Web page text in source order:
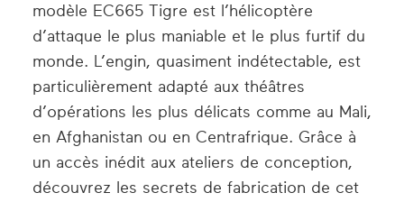
modèle EC665 Tigre est l’hélicoptère
d’attaque le plus maniable et le plus furtif du
monde. L’engin, quasiment indétectable, est
particulièrement adapté aux théâtres
d’opérations les plus délicats comme au Mali,
en Afghanistan ou en Centrafrique. Grâce à
un accès inédit aux ateliers de conception,
découvrez les secrets de fabrication de cet